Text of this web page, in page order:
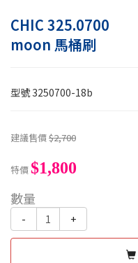
CHIC 325.0700
moon 馬桶刷
型號3250700-18b
建議售價$2,700
特價$1,800
數量
- +